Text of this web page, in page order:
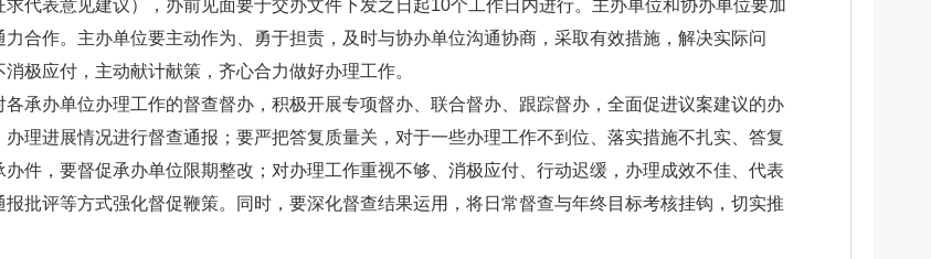
代表意见建议），办前见面要于交办文件下发之日起10个工作日内进行。主办单位和协办单位要加
合作。主办单位要主动作为、勇于担责，及时与协办单位沟通协商，采取有效措施，解决实际问
极应付，主动献计献策，齐心合力做好办理工作。
各承办单位办理工作的督查督办，积极开展专项督办、联合督办、跟踪督办，全面促进议案建议的办
理进展情况进行督查通报；要严把答复质量关，对于一些办理工作不到位、落实措施不扎实、答复
件，要督促承办单位限期整改；对办理工作重视不够、消极应付、行动迟缓，办理成效不佳、代表
批评等方式强化督促鞭策。同时，要深化督查结果运用，将日常督查与年终目标考核挂钩，切实推